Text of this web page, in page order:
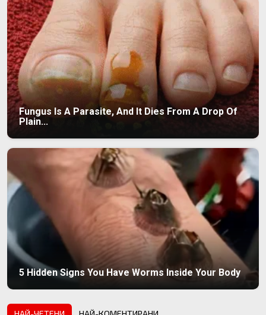
Fungus Is A Parasite, And It Dies From A Drop Of
Plain...
5 Hidden Signs You Have Worms Inside Your Body